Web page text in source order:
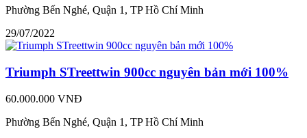
Phường Bến Nghé, Quận 1, TP Hồ Chí Minh
29/07/2022
Triumph STreettwin 900cc nguyên bản mới 100%
60.000.000 VNĐ
Phường Bến Nghé, Quận 1, TP Hồ Chí Minh